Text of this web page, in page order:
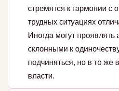
стремятся к гармонии с
трудных ситуациях
Иногда могут проявлять
склонными к
подчиняться, но в то же
власти.